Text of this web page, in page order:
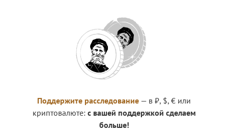
Поддержите расследование — в ₽, $, € или
криптовалюте: с вашей поддержкой сделаем
больше!